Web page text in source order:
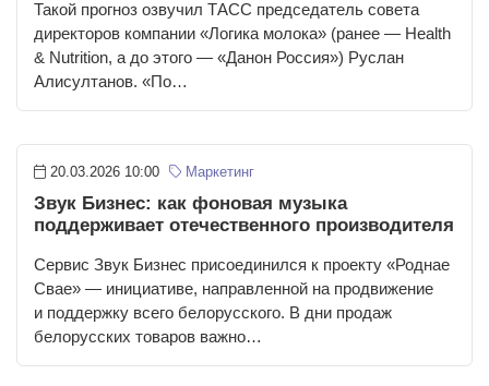
Такой прогноз озвучил ТАСС председатель совета
директоров компании «Логика молока» (ранее — Health
& Nutrition, а до этого — «Данон Россия») Руслан
Алисултанов. «По…
20.03.2026 10:00 Маркетинг
Звук Бизнес: как фоновая музыка
поддерживает отечественного производителя
Сервис Звук Бизнес присоединился к проекту «Роднае
Свае» — инициативе, направленной на продвижение
и поддержку всего белорусского. В дни продаж
белорусских товаров важно…